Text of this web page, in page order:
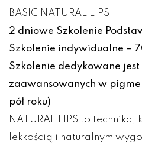
BASIC NATURAL LIPS
2 dniowe Szkolenie
Szkolenie indywidualne –
Szkolenie dedykowane jest
zaawansowanych w
pół roku)
NATURAL LIPS to
lekkością i naturalnym